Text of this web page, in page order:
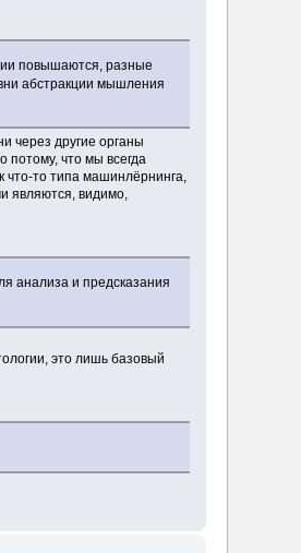
повышаются, разные
абстракции мышления
через другие органы
потому, что мы всегда
что-то типа машинлёрнинга,
являются, видимо,
анализа и предсказания
это лишь базовый